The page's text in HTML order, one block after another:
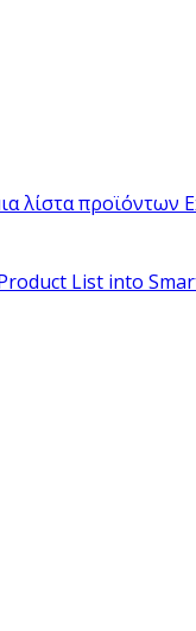
λίστα προϊόντων
List into